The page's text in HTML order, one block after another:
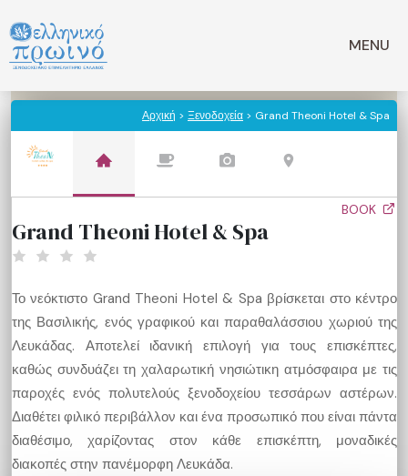
σε
περιεχόμενο
MENU
Αρχική > Ξενοδοχεία > Grand Theoni Hotel & Spa
BOOK
Grand Theoni Hotel & Spa
Το νεόκτιστο Grand Theoni Hotel & Spa βρίσκεται στο κέντρο
της Βασιλικής, ενός γραφικού και παραθαλάσσιου χωριού της
Λευκάδας. Αποτελεί ιδανική επιλογή για τους επισκέπτες,
καθώς συνδυάζει τη χαλαρωτική νησιώτικη ατμόσφαιρα με τις
παροχές ενός πολυτελούς ξενοδοχείου τεσσάρων αστέρων.
Διαθέτει φιλικό περιβάλλον και ένα προσωπικό που είναι πάντα
διαθέσιμο, χαρίζοντας στον κάθε επισκέπτη, μοναδικές
διακοπές στην πανέμορφη Λευκάδα.